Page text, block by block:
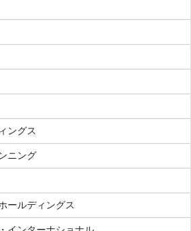
ングス
ニング
ールディングス